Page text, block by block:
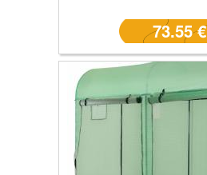
73.55 €